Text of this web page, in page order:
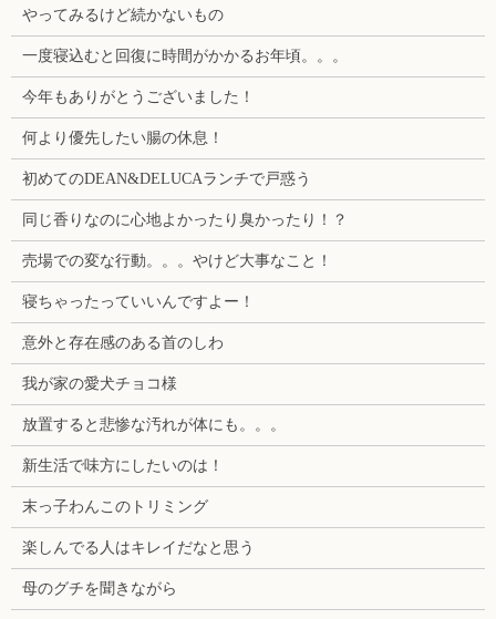
やってみるけど続かないもの
一度寝込むと回復に時間がかかるお年頃。。。
今年もありがとうございました！
何より優先したい腸の休息！
初めてのDEAN&DELUCAランチで戸惑う
同じ香りなのに心地よかったり臭かったり！？
売場での変な行動。。。やけど大事なこと！
寝ちゃったっていいんですよー！
意外と存在感のある首のしわ
我が家の愛犬チョコ様
放置すると悲惨な汚れが体にも。。。
新生活で味方にしたいのは！
末っ子わんこのトリミング
楽しんでる人はキレイだなと思う
母のグチを聞きながら